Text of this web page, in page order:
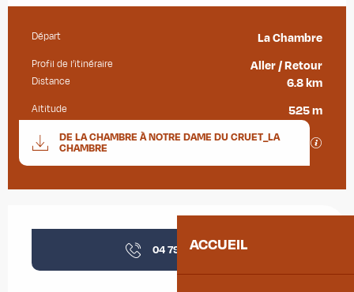
ACCUEIL
Informations pratiques
Départ La Chambre
Profil de l’itinéraire Aller / Retour
Distance 6.8 km
Altitude 525 m
Documentation
DE LA CHAMBRE À NOTRE DAME DU CRUET_LA
CHAMBRE
Ouverture et coordonnées
04 79 56 33▒▒